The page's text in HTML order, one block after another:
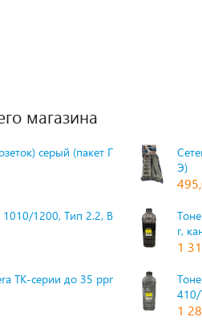
магазина
серый (пакет П
Э)
1200, Тип 2.2, Bk,
г,
1
TK-серии до 35 ppm,
410/
1